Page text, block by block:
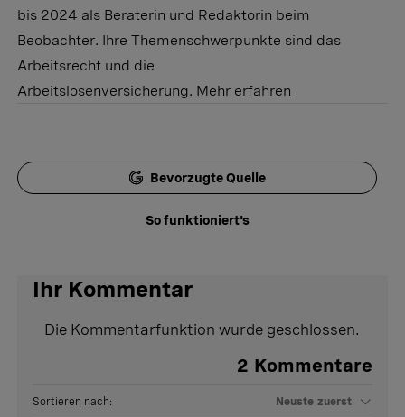
bis 2024 als Beraterin und Redaktorin beim
Beobachter. Ihre Themenschwerpunkte sind das
Arbeitsrecht und die
Arbeitslosenversicherung. Mehr erfahren
Bevorzugte Quelle
So funktioniert's
Ihr Kommentar
Die Kommentarfunktion wurde geschlossen.
2 Kommentare
Sortieren nach: Neuste zuerst